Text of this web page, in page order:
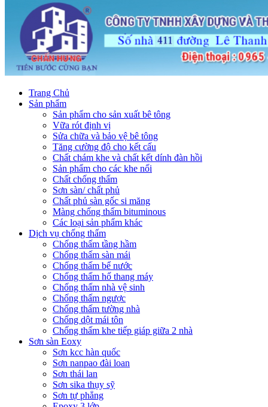
Trang Chủ
Sản phẩm
Sản phẩm cho sản xuất bê tông
Vữa rót định vị
Sửa chữa và bảo vệ bê tông
Tăng cường độ cho kết cấu
Chất chám khe và chất kết dính đàn hồi
Sản phẩm cho các khe nối
Chất chống thấm
Sơn sàn/ chất phủ
Chất phủ sàn gốc si măng
Màng chống thấm bituminous
Các loại sản phẩm khác
Dịch vụ chống thấm
Chống thấm tầng hầm
Chống thấm sàn mái
Chống thấm bể nước
Chống thấm hố thang máy
Chống thấm nhà vệ sinh
Chống thấm ngược
Chống thấm tường nhà
Chống dột mái tôn
Chống thấm khe tiếp giáp giữa 2 nhà
Sơn sàn Eoxy
Sơn kcc hàn quốc
Sơn nanpao đài loan
Sơn thái lan
Sơn sika thụy sỹ
Sơn tự phẳng